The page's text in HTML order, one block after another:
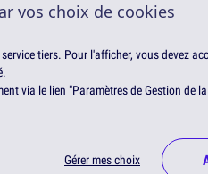
vos choix de cookies
tiers. Pour l'afficher, vous devez
via le lien "Paramètres de Gestion de
Gérer mes choix